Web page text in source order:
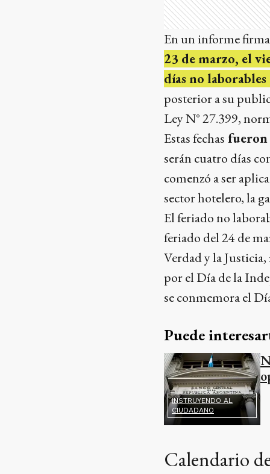
En un informe
23 de marzo, el
días no
posterior a su
Ley N° 27.399,
Estas fechas fueron
serán cuatro días
comenzó a ser
sector hotelero, la
El feriado no
feriado del 24 de
Verdad y la
por el Día de la
se conmemora el
Puede
INSTRUYENDO AL
CIUDADANO
Calendario